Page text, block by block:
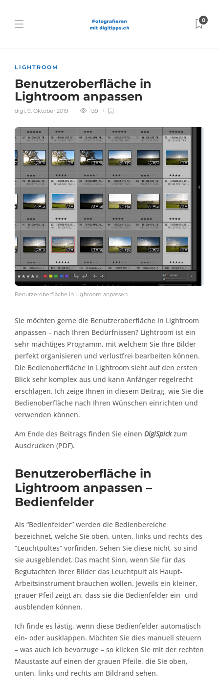
0
LIGHTROOM
Benutzeroberfläche in
Lightroom anpassen
digi, 9. Oktober 2019 139
Benutzeroberfläche in Lighroom anpassen
Sie möchten gerne die Benutzeroberfläche in Lightroom
anpassen – nach Ihren Bedürfnissen? Lightroom ist ein
sehr mächtiges Programm, mit welchem Sie Ihre Bilder
perfekt organisieren und verlustfrei bearbeiten können.
Die Bedienoberfläche in Lightroom sieht auf den ersten
Blick sehr komplex aus und kann Anfänger regelrecht
erschlagen. Ich zeige Ihnen in diesem Beitrag, wie Sie die
Bedienoberfläche nach Ihren Wünschen einrichten und
verwenden können.
Am Ende des Beitrags finden Sie einen DigiSpickzum
Ausdrucken (PDF).
Benutzeroberfläche in
Lightroom anpassen –
Bedienfelder
Als “Bedienfelder” werden die Bedienbereiche
bezeichnet, welche Sie oben, unten, links und rechts des
“Leuchtpultes” vorfinden. Sehen Sie diese nicht, so sind
sie ausgeblendet. Das macht Sinn, wenn Sie für das
Begutachten Ihrer Bilder das Leuchtpult als Haupt-
Arbeitsinstrument brauchen wollen. Jeweils ein kleiner,
grauer Pfeil zeigt an, dass sie die Bedienfelder ein- und
ausblenden können.
Ich finde es lästig, wenn diese Bedienfelder automatisch
ein- oder ausklappen. Möchten Sie dies manuell steuern
– was auch ich bevorzuge – so klicken Sie mit der rechten
Maustaste auf einen der grauen Pfeile, die Sie oben,
unten, links und rechts am Bildrand sehen.